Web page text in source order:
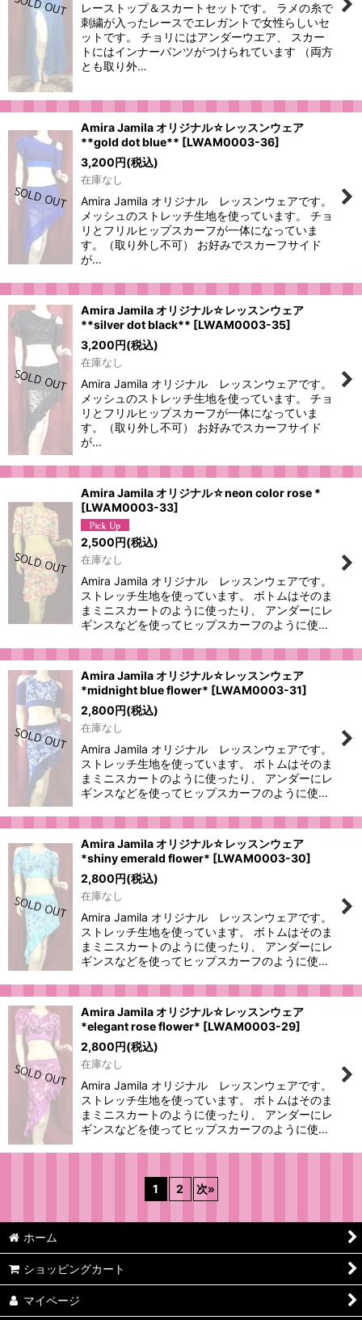
レーストップ＆スカートセットです。 ラメの糸で
刺繍が入ったレースでエレガントで女性らしいセ
ットです。 チョリにはアンダーウエア、 スカー
トにはインナーパンツがつけられています （両方
とも取り外…
Amira Jamila オリジナル☆レッスンウェア
**gold dot blue** [LWAM0003-36]
3,200円(税込)
在庫なし
Amira Jamila オリジナル レッスンウェアです。
メッシュのストレッチ生地を使っています。 チョ
リとフリルヒップスカーフが一体になっていま
す。（取り外し不可） お好みでスカーフサイド
が…
Amira Jamila オリジナル☆レッスンウェア
**silver dot black** [LWAM0003-35]
3,200円(税込)
在庫なし
Amira Jamila オリジナル レッスンウェアです。
メッシュのストレッチ生地を使っています。 チョ
リとフリルヒップスカーフが一体になっていま
す。（取り外し不可） お好みでスカーフサイド
が…
Amira Jamila オリジナル☆neon color rose *
[LWAM0003-33]
2,500円(税込)
在庫なし
Amira Jamila オリジナル レッスンウェアです。
ストレッチ生地を使っています。 ボトムはそのま
まミニスカートのように使ったり、 アンダーにレ
ギンスなどを使ってヒップスカーフのように使…
Amira Jamila オリジナル☆レッスンウェア
*midnight blue flower* [LWAM0003-31]
2,800円(税込)
在庫なし
Amira Jamila オリジナル レッスンウェアです。
ストレッチ生地を使っています。 ボトムはそのま
まミニスカートのように使ったり、 アンダーにレ
ギンスなどを使ってヒップスカーフのように使…
Amira Jamila オリジナル☆レッスンウェア
*shiny emerald flower* [LWAM0003-30]
2,800円(税込)
在庫なし
Amira Jamila オリジナル レッスンウェアです。
ストレッチ生地を使っています。 ボトムはそのま
まミニスカートのように使ったり、 アンダーにレ
ギンスなどを使ってヒップスカーフのように使…
Amira Jamila オリジナル☆レッスンウェア
*elegant rose flower* [LWAM0003-29]
2,800円(税込)
在庫なし
Amira Jamila オリジナル レッスンウェアです。
ストレッチ生地を使っています。 ボトムはそのま
まミニスカートのように使ったり、 アンダーにレ
ギンスなどを使ってヒップスカーフのように使…
1 2 次»
ホーム
ショッピングカート
マイページ